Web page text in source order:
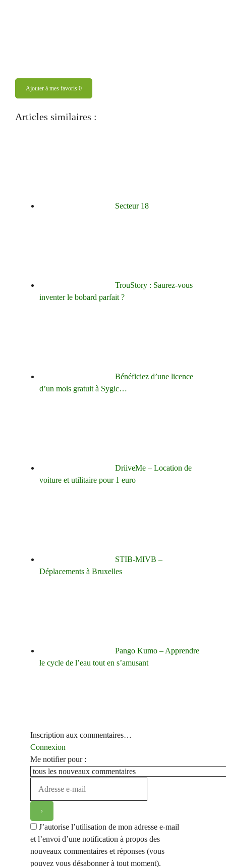
Ajouter à mes favoris 0
Articles similaires :
Secteur 18
TrouStory : Saurez-vous
inventer le bobard parfait ?
Bénéficiez d’une licence
d’un mois gratuit à Sygic…
DriiveMe – Location de
voiture et utilitaire pour 1 euro
STIB-MIVB –
Déplacements à Bruxelles
Pango Kumo – Apprendre
le cycle de l’eau tout en s’amusant
Inscription aux commentaires…
Connexion
Me notifier pour :
J’autorise l’utilisation de mon adresse e-mail
et l’envoi d’une notification à propos des
nouveaux commentaires et réponses (vous
pouvez vous désabonner à tout moment).